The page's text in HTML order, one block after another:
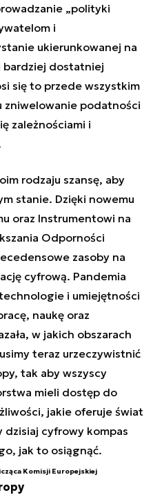
„polityki
i
ukierunkowanej na
bardziej dostatniej
się to przede wszystkim
zniwelowanie podatności
zależnościami i
rodzaju szansę, aby
stanie. Dzięki nowemu
oraz Instrumentowi na
Odporności
zasoby na
cyfrową. Pandemia
i umiejętności
naukę oraz
w jakich obszarach
teraz urzeczywistnić
tak aby wszyscy
mieli dostęp do
jakie oferuje świat
cyfrowy kompas
jak to osiągnąć.
Komisji Europejskiej